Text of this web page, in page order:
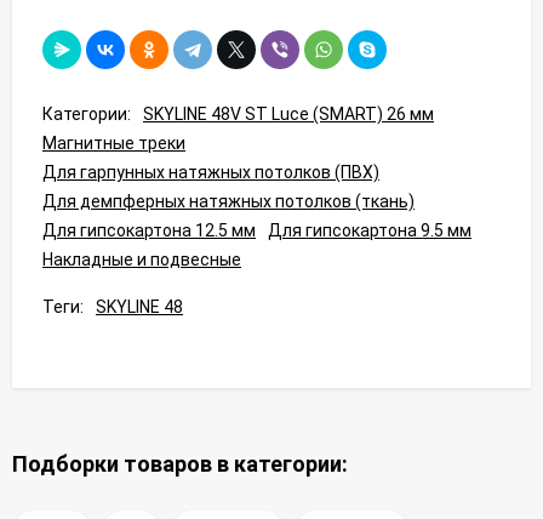
Категории:
SKYLINE 48V ST Luce (SMART) 26 мм
Магнитные треки
Для гарпунных натяжных потолков (ПВХ)
Для демпферных натяжных потолков (ткань)
Для гипсокартона 12.5 мм
Для гипсокартона 9.5 мм
Накладные и подвесные
Теги: SKYLINE 48
Подборки товаров в категории: